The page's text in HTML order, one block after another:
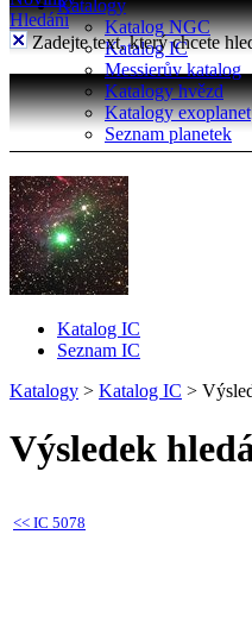
Katalogy
Katalog NGC
Katalog IC
Messierův katalog
Katalogy hvězd
Katalogy exoplanet
Seznam planetek
Hledání
Zadejte text, který chcete
Katalog IC
Seznam IC
Katalogy > Katalog IC >
Výsledek
<< IC 5078